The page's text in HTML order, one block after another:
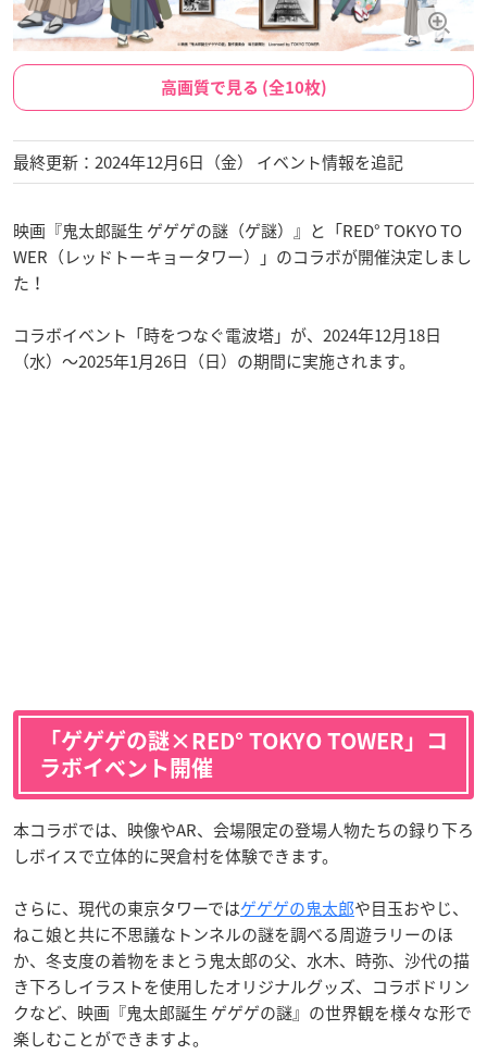
高画質で見る (全10枚)
最終更新：2024年12月6日（金） イベント情報を追記
映画『鬼太郎誕生 ゲゲゲの謎（ゲ謎）』と「RED° TOKYO TO
WER（レッドトーキョータワー）」のコラボが開催決定しまし
た！
コラボイベント「時をつなぐ電波塔」が、2024年12月18日
（水）～2025年1月26日（日）の期間に実施されます。
「ゲゲゲの謎×RED° TOKYO TOWER」コ
ラボイベント開催
本コラボでは、映像やAR、会場限定の登場人物たちの録り下ろ
しボイスで立体的に哭倉村を体験できます。
さらに、現代の東京タワーではゲゲゲの鬼太郎や目玉おやじ、
ねこ娘と共に不思議なトンネルの謎を調べる周遊ラリーのほ
か、冬支度の着物をまとう鬼太郎の父、水木、時弥、沙代の描
き下ろしイラストを使用したオリジナルグッズ、コラボドリン
クなど、映画『鬼太郎誕生 ゲゲゲの謎』の世界観を様々な形で
楽しむことができますよ。